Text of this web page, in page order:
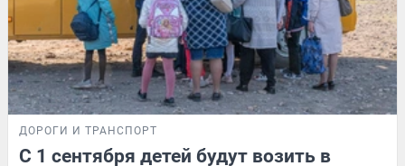
ДОРОГИ И ТРАНСПОРТ
С 1 сентября детей будут возить в